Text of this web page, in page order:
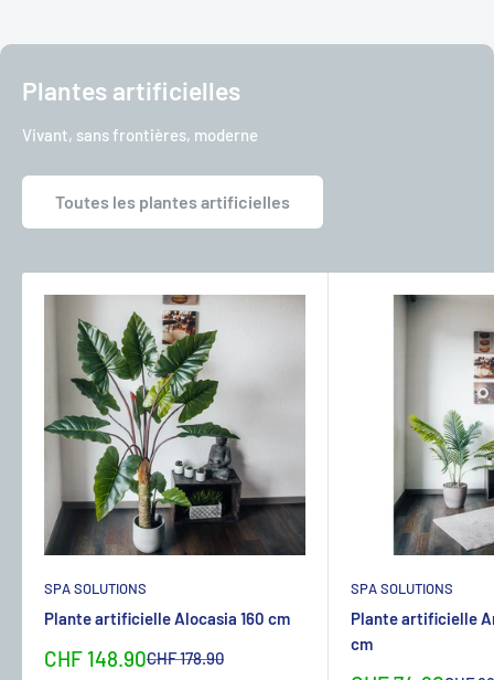
Plantes artificielles
Vivant, sans frontières, moderne
Toutes les plantes artificielles
SPA SOLUTIONS
Plante artificielle Alocasia 160 cm
Sonderpreis
CHF 148.90Normalpreis
CHF 178.90
SPA SOLUTIONS
Plante artificielle
cm